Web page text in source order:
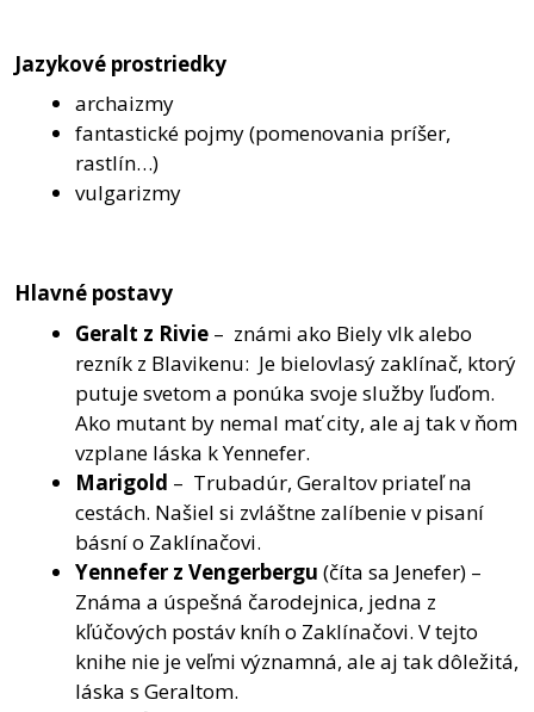
Jazykové prostriedky
archaizmy
fantastické pojmy (pomenovania príšer,
rastlín…)
vulgarizmy
Hlavné postavy
Geralt z Rivie – známi ako Biely vlk alebo
rezník z Blavikenu: Je bielovlasý zaklínač, ktorý
putuje svetom a ponúka svoje služby ľuďom.
Ako mutant by nemal mať city, ale aj tak v ňom
vzplane láska k Yennefer.
Marigold – Trubadúr, Geraltov priateľ na
cestách. Našiel si zvláštne zalíbenie v pisaní
básní o Zaklínačovi.
Yennefer z Vengerbergu (číta sa Jenefer) –
Známa a úspešná čarodejnica, jedna z
kľúčových postáv kníh o Zaklínačovi. V tejto
knihe nie je veľmi významná, ale aj tak dôležitá,
láska s Geraltom.